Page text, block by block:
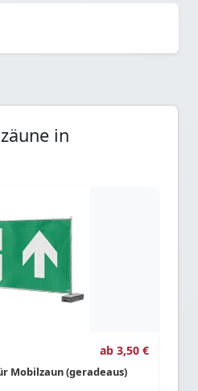
in
ab 3,50 €
Mobilzaun (geradeaus)